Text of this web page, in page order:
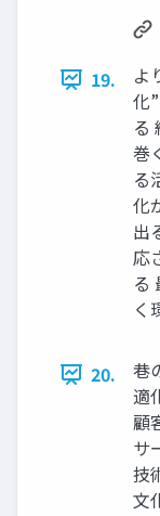
19.
よ
化
る
巻
る
化
出
応
る
く
20.
巷
適
顧
サ
技
⽂